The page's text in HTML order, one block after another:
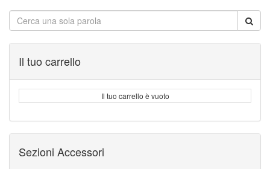
Il tuo carrello
Il tuo carrello è vuoto
Sezioni Accessori